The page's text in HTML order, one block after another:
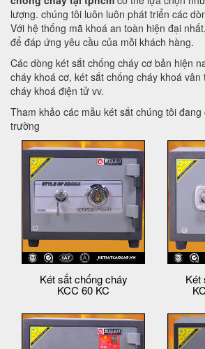
lượng. chúng tôi luôn luôn phát triển các
Với hệ thống mã khoá an toàn hiện đại
để đáp ứng yêu cầu của mỗi khách hàng.
Các dòng két sắt chống cháy cơ bản hiện
cháy khoá cơ, két sắt chống cháy khoá vân
cháy khoá điện tử vv.
Tham khảo các mẫu két sắt chúng tôi
trường
Két sắt chống cháy
KCC 60 KC
Két